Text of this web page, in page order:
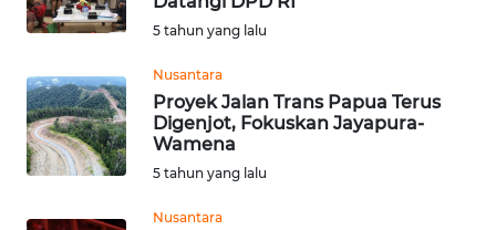
5 tahun yang lalu
Nusantara
Proyek Jalan Trans Papua Terus
Digenjot, Fokuskan Jayapura-
Wamena
5 tahun yang lalu
Nusantara
NATUNA
WN
BINTAN
WN